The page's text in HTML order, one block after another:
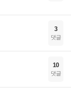
3
댓글
10
댓글